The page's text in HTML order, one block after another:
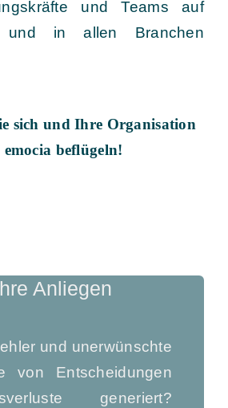
und Teams auf
und in allen Branchen
sich und Ihre Organisation
emocia beflügeln!
Anliegen
und unerwünschte
von Entscheidungen
generiert?